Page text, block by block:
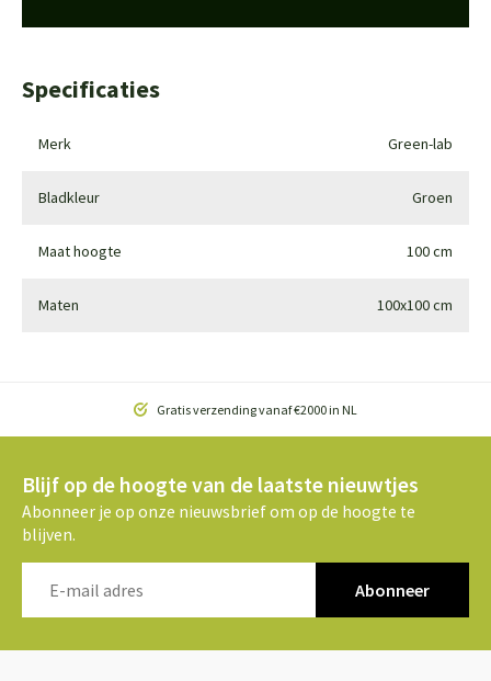
Specificaties
Merk Green-lab
Bladkleur Groen
Maat hoogte 100 cm
Maten 100x100 cm
Gratis verzending vanaf €2000 in NL
Blijf op de hoogte van de laatste nieuwtjes
Abonneer je op onze nieuwsbrief om op de hoogte te
blijven.
Abonneer